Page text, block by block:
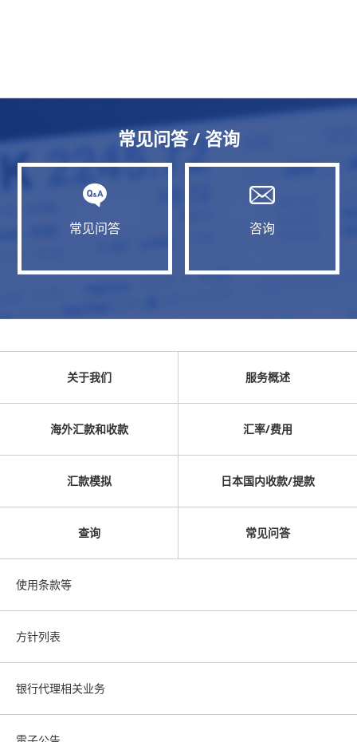
常见问答 / 咨询
常见问答 咨询
关于我们 服务概述
海外汇款和收款 汇率/费用
汇款模拟 日本国内收款/提款
查询 常见问答
使用条款等
方针列表
银行代理相关业务